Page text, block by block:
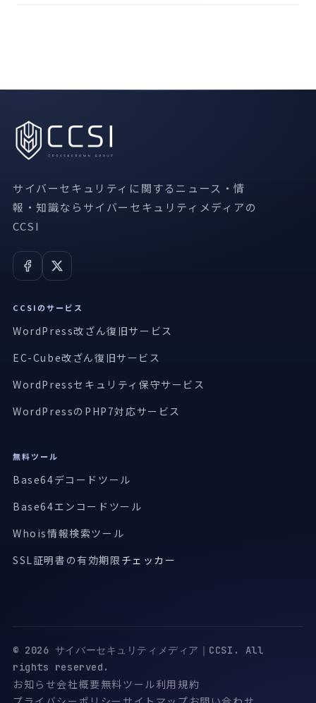
サイバーセキュリティに関するニュース・情
報・知識ならサイバーセキュリティメディアの
CCSI
CCSIのサービス
WordPress改ざん復旧サービス
EC-Cube改ざん復旧サービス
WordPressセキュリティ保守サービス
WordPressのPHP7対応サービス
無料ツール
Base64デコードツール
Base64エンコードツール
Whois情報検索ツール
SSL証明書の有効期限 チェッカー
© 2026 サイバーセキュリティメディア｜CCSI. All
rights reserved.
お知らせ会社概要無料ツール利用規約